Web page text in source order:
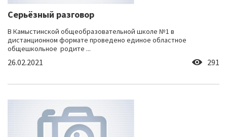
Серьёзный разговор
В Камыстинской общеобразовательной школе №1 в
дистанционном формате проведено единое областное
общешкольное родите ...
26.02.2021 291